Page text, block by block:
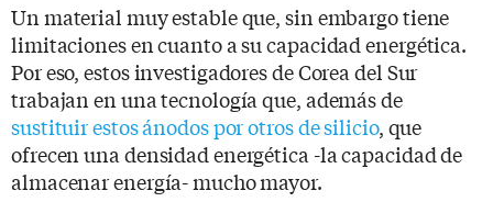
Un material muy estable que, sin embargo tiene
limitaciones en cuanto a su capacidad energética.
Por eso, estos investigadores de Corea del Sur
trabajan en una tecnología que, además de
sustituir estos ánodos por otros de silicio, que
ofrecen una densidad energética -la capacidad de
almacenar energía- mucho mayor.